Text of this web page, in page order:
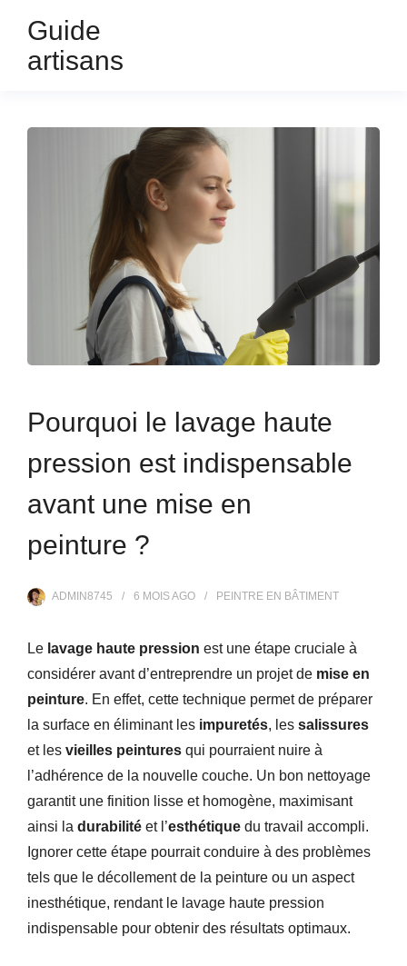
Guide
artisans
Pourquoi le lavage haute
pression est indispensable
avant une mise en
peinture ?
ADMIN8745 6 MOISAGO PEINTRE EN BÂTIMENT
Le lavage haute pression est une étape cruciale à
considérer avant d’entreprendre un projet de mise en
peinture. En effet, cette technique permet de préparer
la surface en éliminant les impuretés, les salissures
et les vieilles peintures qui pourraient nuire à
l’adhérence de la nouvelle couche. Un bon nettoyage
garantit une finition lisse et homogène, maximisant
ainsi la durabilité et l’esthétique du travail accompli.
Ignorer cette étape pourrait conduire à des problèmes
tels que le décollement de la peinture ou un aspect
inesthétique, rendant le lavage haute pression
indispensable pour obtenir des résultats optimaux.